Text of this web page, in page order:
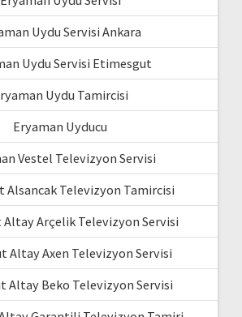
Uydu Servisi Ankara
Uydu Servisi Etimesgut
Uydu Tamircisi
Eryaman Uyducu
Vestel Televizyon Servisi
Alsancak Televizyon Tamircisi
Arçelik Televizyon Servisi
Altay Axen Televizyon Servisi
Altay Beko Televizyon Servisi